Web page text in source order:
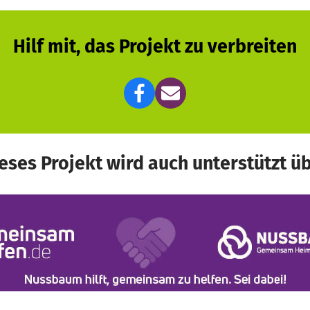
Hilf mit, das Projekt zu verbreiten
Projekt wird auch unterstützt